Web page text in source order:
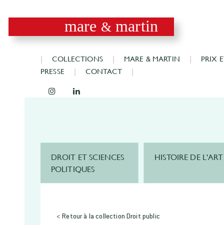
mare & martin
COLLECTIONS MARE & MARTIN
PRIX
PRESSE
CONTACT
DROIT ET SCIENCES
POLITIQUES
HISTOIRE DE L'ART
< Retour à la collection Droit public